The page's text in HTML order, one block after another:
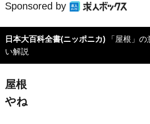
Sponsored by
日本大百科全書(ニッポニカ)
い解説
屋根
やね